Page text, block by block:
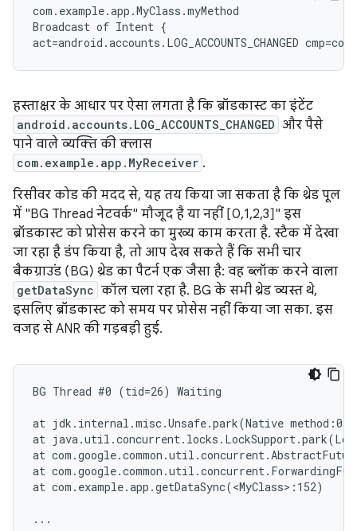
com.example.app.MyClass.myMethod
Broadcast of Intent {
हस्ताक्षर के आधार पर ऐसा लगता है कि ब्रॉडकास्ट का इंटेंट
android.accounts.LOG_ACCOUNTS_CHANGED और पैसे
पाने वाले व्यक्ति की क्लास
com.example.app.MyReceiver .
रिसीवर कोड की मदद से, यह तय किया जा सकता है कि थ्रेड पूल
में "BG Thread नेटवर्क" मौजूद है या नहीं [0,1,2,3]" इस
ब्रॉडकास्ट को प्रोसेस करने का मुख्य काम करता है. स्टैक में देखा
जा रहा है डंप किया है, तो आप देख सकते हैं कि सभी चार
बैकग्राउंड (BG) थ्रेड का पैटर्न एक जैसा है: वह ब्लॉक करने वाला
getDataSync कॉल चला रहा है. BG के सभी थ्रेड व्यस्त थे,
इसलिए ब्रॉडकास्ट को समय पर प्रोसेस नहीं किया जा सका. इस
वजह से ANR की गड़बड़ी हुई.
BG Thread #0 (tid=26) Waiting
at jdk.internal.misc.Unsafe.park(Native method:0)
at
at
at
at com.example.app.getDataSync(<MyClass>:152)
...